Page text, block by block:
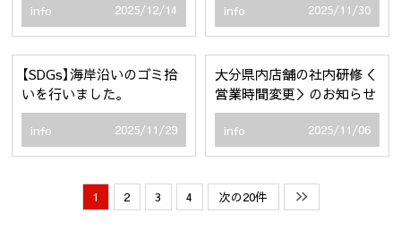
info 2025/12/14 info 2025/11/30
【SDGs】海岸沿いのゴミ拾
いを行いました。
info 2025/11/29
大分県内店舗の社内研修＜
営業時間変更＞のお知らせ
info 2025/11/06
1 2 3 4 次の20件